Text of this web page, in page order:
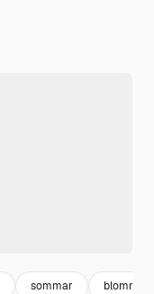
sommar blomma